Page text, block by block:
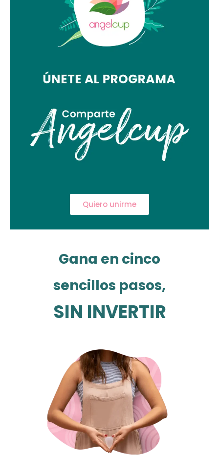
Quiero unirme
Gana en cinco
sencillos pasos,
SIN INVERTIR